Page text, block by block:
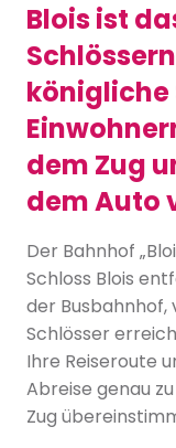
Blois ist
königliche
dem Zug
dem Auto
Der Bahnhof
Schloss Blois
der Busbahnhof,
Schlösser
Ihre Reiseroute
Abreise genau
Zug